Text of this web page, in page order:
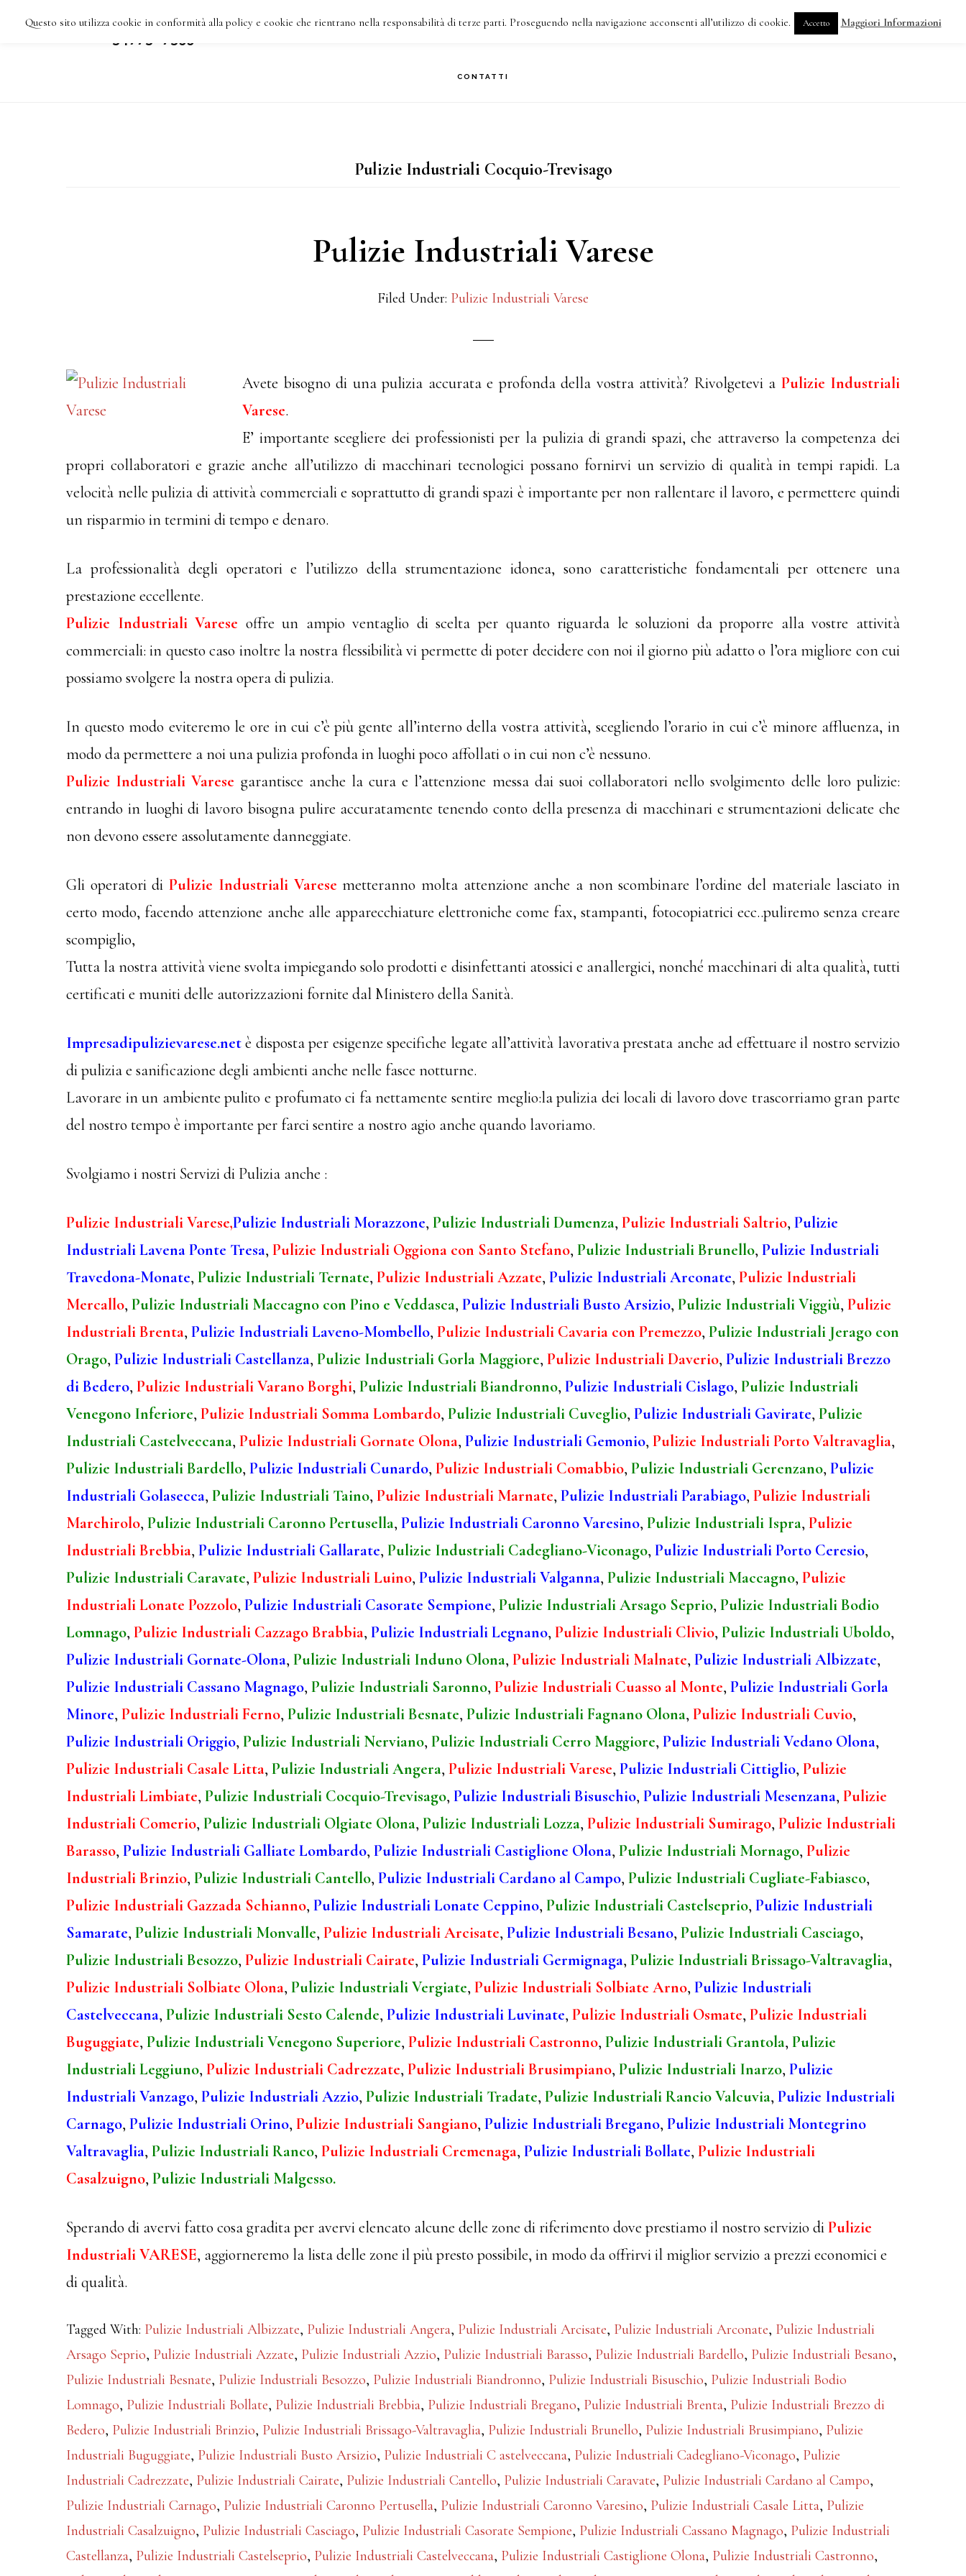
IMPRESA DI PULIZIE
HOME CHI SIAMO COSA FACCIAMO I NOSTRI INTERVENTI DOVE SIAMO
CONTATTI
Pulizie Industriali Cocquio-Trevisago
Pulizie Industriali Varese
Filed Under: Pulizie Industriali Varese
Avete bisogno di una pulizia accurata e profonda della vostra attività? Rivolgetevi a Pulizie Industriali
Varese.
E’ importante scegliere dei professionisti per la pulizia di grandi spazi, che attraverso la competenza dei
propri collaboratori e grazie anche all’utilizzo di macchinari tecnologici possano fornirvi un servizio di qualità in tempi rapidi. La
velocità nelle pulizia di attività commerciali e soprattutto di grandi spazi è importante per non rallentare il lavoro, e permettere quindi
un risparmio in termini di tempo e denaro.
La professionalità degli operatori e l’utilizzo della strumentazione idonea, sono caratteristiche fondamentali per ottenere una
prestazione eccellente.
Pulizie Industriali Varese offre un ampio ventaglio di scelta per quanto riguarda le soluzioni da proporre alla vostre attività
commerciali: in questo caso inoltre la nostra flessibilità vi permette di poter decidere con noi il giorno più adatto o l’ora migliore con cui
possiamo svolgere la nostra opera di pulizia.
In questo modo eviteremo le ore in cui c’è più gente all’interno della vostra attività, scegliendo l’orario in cui c’è minore affluenza, in
modo da permettere a noi una pulizia profonda in luoghi poco affollati o in cui non c’è nessuno.
Pulizie Industriali Varese garantisce anche la cura e l’attenzione messa dai suoi collaboratori nello svolgimento delle loro pulizie:
entrando in luoghi di lavoro bisogna pulire accuratamente tenendo conto della presenza di macchinari e strumentazioni delicate che
non devono essere assolutamente danneggiate.
Gli operatori diPulizie Industriali Varese metteranno molta attenzione anche a non scombinare l’ordine del materiale lasciato in
certo modo, facendo attenzione anche alle apparecchiature elettroniche come fax, stampanti, fotocopiatrici ecc..puliremo senza creare
scompiglio,
Tutta la nostra attività viene svolta impiegando solo prodotti e disinfettanti atossici e anallergici, nonché macchinari di alta qualità, tutti
certificati e muniti delle autorizzazioni fornite dal Ministero della Sanità.
Impresadipulizievarese.netè disposta per esigenze specifiche legate all’attività lavorativa prestata anche ad effettuare il nostro servizio
di pulizia e sanificazione degli ambienti anche nelle fasce notturne.
Lavorare in un ambiente pulito e profumato ci fa nettamente sentire meglio:la pulizia dei locali di lavoro dove trascorriamo gran parte
del nostro tempo è importante per farci sentire a nostro agio anche quando lavoriamo.
Svolgiamo i nostri Servizi di Pulizia anche :
Pulizie Industriali Varese,Pulizie Industriali Morazzone, Pulizie Industriali Dumenza, Pulizie Industriali Saltrio, Pulizie
Industriali Lavena Ponte Tresa, Pulizie Industriali Oggiona con Santo Stefano, Pulizie Industriali Brunello, Pulizie Industriali
Travedona-Monate, Pulizie Industriali Ternate, Pulizie Industriali Azzate, Pulizie Industriali Arconate, Pulizie Industriali
Mercallo, Pulizie Industriali Maccagno con Pino e Veddasca, Pulizie Industriali Busto Arsizio, Pulizie Industriali Viggiù, Pulizie
Industriali Brenta, Pulizie Industriali Laveno-Mombello, Pulizie Industriali Cavaria con Premezzo, Pulizie Industriali Jerago con
Orago, Pulizie Industriali Castellanza, Pulizie Industriali Gorla Maggiore, Pulizie Industriali Daverio, Pulizie Industriali Brezzo
di Bedero, Pulizie Industriali Varano Borghi, Pulizie Industriali Biandronno, Pulizie Industriali Cislago, Pulizie Industriali
Venegono Inferiore, Pulizie Industriali Somma Lombardo, Pulizie Industriali Cuveglio, Pulizie Industriali Gavirate, Pulizie
Industriali Castelveccana, Pulizie Industriali Gornate Olona, Pulizie Industriali Gemonio, Pulizie Industriali Porto Valtravaglia,
Pulizie Industriali Bardello, Pulizie Industriali Cunardo, Pulizie Industriali Comabbio, Pulizie Industriali Gerenzano, Pulizie
Industriali Golasecca, Pulizie Industriali Taino, Pulizie Industriali Marnate, Pulizie Industriali Parabiago, Pulizie Industriali
Marchirolo, Pulizie Industriali Caronno Pertusella, Pulizie Industriali Caronno Varesino, Pulizie Industriali Ispra, Pulizie
Industriali Brebbia, Pulizie Industriali Gallarate, Pulizie Industriali Cadegliano-Viconago, Pulizie Industriali Porto Ceresio,
Pulizie Industriali Caravate, Pulizie Industriali Luino, Pulizie Industriali Valganna, Pulizie Industriali Maccagno, Pulizie
Industriali Lonate Pozzolo, Pulizie Industriali Casorate Sempione, Pulizie Industriali Arsago Seprio, Pulizie Industriali Bodio
Lomnago, Pulizie Industriali Cazzago Brabbia, Pulizie Industriali Legnano, Pulizie Industriali Clivio, Pulizie Industriali Uboldo,
Pulizie Industriali Gornate-Olona, Pulizie Industriali Induno Olona, Pulizie Industriali Malnate, Pulizie Industriali Albizzate,
Pulizie Industriali Cassano Magnago, Pulizie Industriali Saronno, Pulizie Industriali Cuasso al Monte, Pulizie Industriali Gorla
Minore, Pulizie Industriali Ferno, Pulizie Industriali Besnate, Pulizie Industriali Fagnano Olona, Pulizie Industriali Cuvio,
Pulizie Industriali Origgio, Pulizie Industriali Nerviano, Pulizie Industriali Cerro Maggiore, Pulizie Industriali Vedano Olona,
Pulizie Industriali Casale Litta, Pulizie Industriali Angera, Pulizie Industriali Varese, Pulizie Industriali Cittiglio, Pulizie
Industriali Limbiate, Pulizie Industriali Cocquio-Trevisago, Pulizie Industriali Bisuschio, Pulizie Industriali Mesenzana, Pulizie
Industriali Comerio, Pulizie Industriali Olgiate Olona, Pulizie Industriali Lozza, Pulizie Industriali Sumirago, Pulizie Industriali
Barasso, Pulizie Industriali Galliate Lombardo, Pulizie Industriali Castiglione Olona, Pulizie Industriali Mornago, Pulizie
Industriali Brinzio, Pulizie Industriali Cantello, Pulizie Industriali Cardano al Campo, Pulizie Industriali Cugliate-Fabiasco,
Pulizie Industriali Gazzada Schianno, Pulizie Industriali Lonate Ceppino, Pulizie Industriali Castelseprio, Pulizie Industriali
Samarate, Pulizie Industriali Monvalle, Pulizie Industriali Arcisate, Pulizie Industriali Besano, Pulizie Industriali Casciago,
Pulizie Industriali Besozzo, Pulizie Industriali Cairate, Pulizie Industriali Germignaga, Pulizie Industriali Brissago-Valtravaglia,
Pulizie Industriali Solbiate Olona, Pulizie Industriali Vergiate, Pulizie Industriali Solbiate Arno, Pulizie Industriali
Castelveccana, Pulizie Industriali Sesto Calende, Pulizie Industriali Luvinate, Pulizie Industriali Osmate, Pulizie Industriali
Buguggiate, Pulizie Industriali Venegono Superiore, Pulizie Industriali Castronno, Pulizie Industriali Grantola, Pulizie
Industriali Leggiuno, Pulizie Industriali Cadrezzate, Pulizie Industriali Brusimpiano, Pulizie Industriali Inarzo, Pulizie
Industriali Vanzago, Pulizie Industriali Azzio, Pulizie Industriali Tradate, Pulizie Industriali Rancio Valcuvia, Pulizie Industriali
Carnago, Pulizie Industriali Orino, Pulizie Industriali Sangiano, Pulizie Industriali Bregano, Pulizie Industriali Montegrino
Valtravaglia, Pulizie Industriali Ranco, Pulizie Industriali Cremenaga, Pulizie Industriali Bollate, Pulizie Industriali
Casalzuigno, Pulizie Industriali Malgesso.
Sperando di avervi fatto cosa gradita per avervi elencato alcune delle zone di riferimento dove prestiamo il nostro servizio diPulizie
Industriali VARESE, aggiorneremo la lista delle zone il più presto possibile, in modo da offrirvi il miglior servizio a prezzi economici e
di qualità.
Tagged With: Pulizie Industriali Albizzate, Pulizie Industriali Angera, Pulizie Industriali Arcisate, Pulizie Industriali Arconate, Pulizie Industriali
Arsago Seprio, Pulizie Industriali Azzate, Pulizie Industriali Azzio, Pulizie Industriali Barasso, Pulizie Industriali Bardello, Pulizie Industriali Besano,
Pulizie Industriali Besnate, Pulizie Industriali Besozzo, Pulizie Industriali Biandronno, Pulizie Industriali Bisuschio, Pulizie Industriali Bodio
Lomnago, Pulizie Industriali Bollate, Pulizie Industriali Brebbia, Pulizie Industriali Bregano, Pulizie Industriali Brenta, Pulizie Industriali Brezzo di
Bedero, Pulizie Industriali Brinzio, Pulizie Industriali Brissago-Valtravaglia, Pulizie Industriali Brunello, Pulizie Industriali Brusimpiano, Pulizie
Industriali Buguggiate, Pulizie Industriali Busto Arsizio, Pulizie Industriali C astelveccana, Pulizie Industriali Cadegliano-Viconago, Pulizie
Industriali Cadrezzate, Pulizie Industriali Cairate, Pulizie Industriali Cantello, Pulizie Industriali Caravate, Pulizie Industriali Cardano al Campo,
Pulizie Industriali Carnago, Pulizie Industriali Caronno Pertusella, Pulizie Industriali Caronno Varesino, Pulizie Industriali Casale Litta, Pulizie
Industriali Casalzuigno, Pulizie Industriali Casciago, Pulizie Industriali Casorate Sempione, Pulizie Industriali Cassano Magnago, Pulizie Industriali
Castellanza, Pulizie Industriali Castelseprio, Pulizie Industriali Castelveccana, Pulizie Industriali Castiglione Olona, Pulizie Industriali Castronno,
Questo sito utilizza cookie in conformità alla policy e cookie che rientrano nella responsabilità di terze parti. Proseguendo nella navigazione acconsenti all’utilizzo di cookie. Accetto Maggiori Informazioni